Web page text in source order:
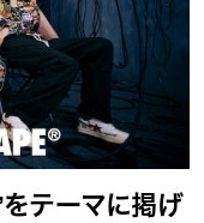
テーマに掲げ